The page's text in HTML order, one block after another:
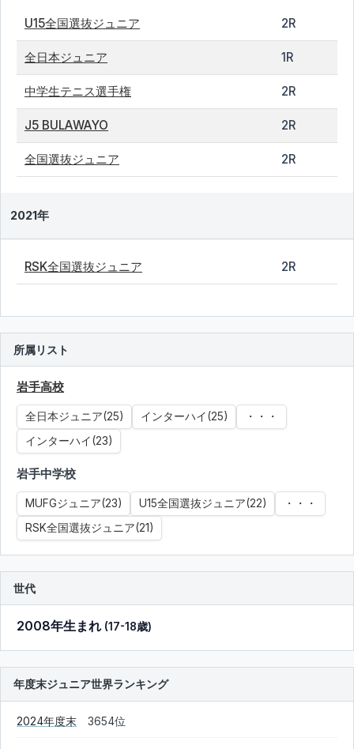
U15全国選抜ジュニア 2R
全日本ジュニア 1R
中学生テニス選手権 2R
J5 BULAWAYO 2R
全国選抜ジュニア 2R
2021年
RSK全国選抜ジュニア 2R
所属リスト
岩手高校
全日本ジュニア(25) インターハイ(25)
・・・
インターハイ(23)
岩手中学校
MUFGジュニア(23) U15全国選抜ジュニア(22)
・・・
RSK全国選抜ジュニア(21)
世代
2008年生まれ (17-18歳)
年度末ジュニア世界ランキング
2024年度末 3654位